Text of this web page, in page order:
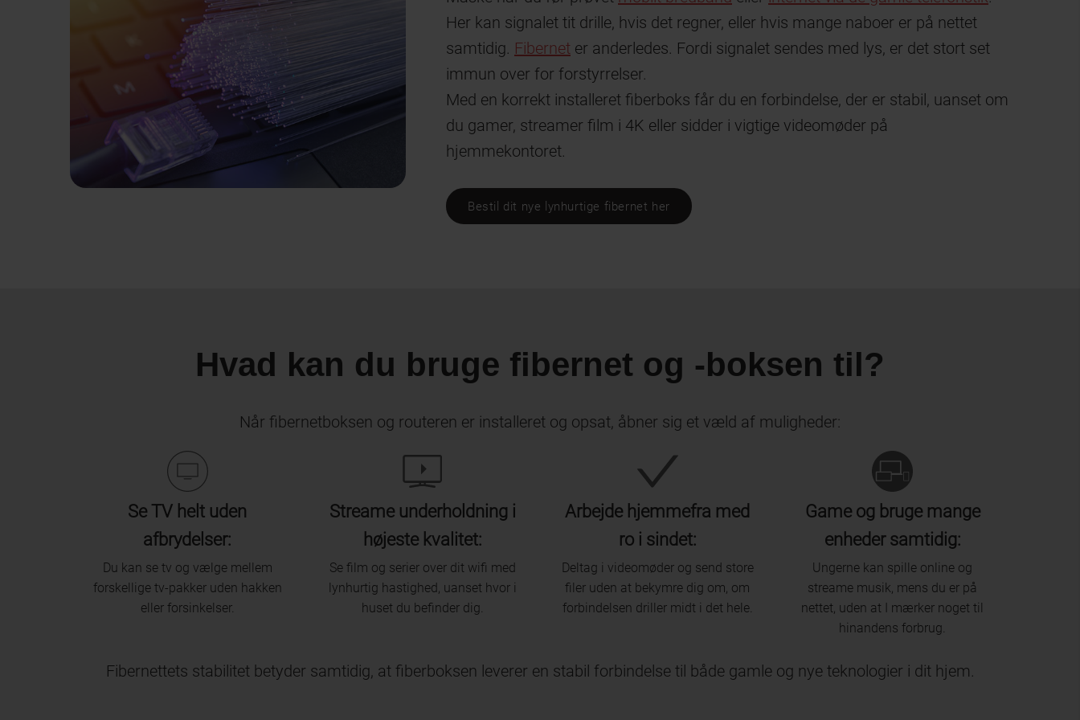
Her kan signalet tit drille, hvis det regner, eller hvis mange naboer er på nettet
samtidig. Fibernet er anderledes. Fordi signalet sendes med lys, er det stort set
immun over for forstyrrelser.
Med en korrekt installeret fiberboks får du en forbindelse, der er stabil, uanset om
du gamer, streamer film i 4K eller sidder i vigtige videomøder på
hjemmekontoret.
Bestil dit nye lynhurtige fibernet her
Hvad kan du bruge fibernet og -boksen til?
Når fibernetboksen og routeren er installeret og opsat, åbner sig et væld af muligheder:
Se TV helt uden
afbrydelser:
Du kan se tv og vælge mellem
forskellige tv-pakker uden hakken
eller forsinkelser.
Streame underholdning i
højeste kvalitet:
Se film og serier over dit wifi med
lynhurtig hastighed, uanset hvor i
huset du befinder dig.
Arbejde hjemmefra med
ro i sindet:
Deltag i videomøder og send store
filer uden at bekymre dig om, om
forbindelsen driller midt i det hele.
Game og bruge mange
enheder samtidig:
Ungerne kan spille online og
streame musik, mens du er på
nettet, uden at I mærker noget til
hinandens forbrug.
Fibernettets stabilitet betyder samtidig, at fiberboksen leverer en stabil forbindelse til både gamle og nye teknologier i dit hjem.